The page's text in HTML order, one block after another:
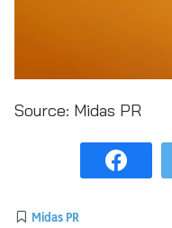
Source: Midas PR
Midas PR